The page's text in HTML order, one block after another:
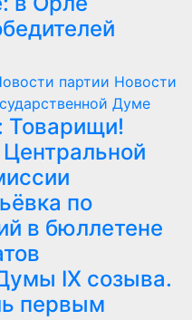
партии Новости
Думе
Товарищи!
по
в бюллетене
IX созыва.
первым